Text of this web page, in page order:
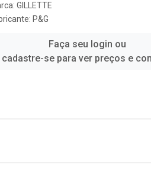
GILLETTE
P&G
Faça seu login ou
cadastre-se para ver preços e